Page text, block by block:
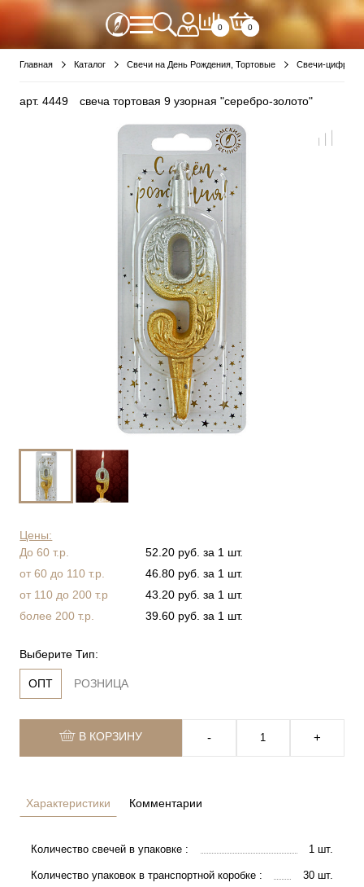
0 0
Главная Каталог Свечи на День Рождения, Тортовые Свечи-цифры
арт.4449 свеча тортовая 9 узорная "серебро-золото"
Цены:
До 60 т.р.
52.20 руб. за 1 шт.
от 60 до 110 т.р.
46.80 руб. за 1 шт.
от 110 до 200 т.р
43.20 руб. за 1 шт.
более 200 т.р.
39.60 руб. за 1 шт.
Выберите Тип:
ОПТ РОЗНИЦА
В КОРЗИНУ ‐ +
Характеристики
Количество свечей в упаковке : 1 шт.
Количество упаковок в транспортной коробке : 30 шт.
Комментарии